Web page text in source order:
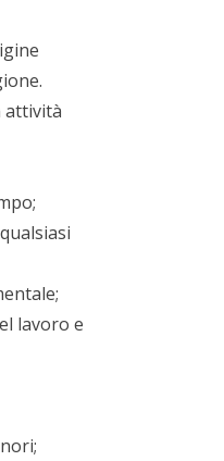
attività
lavoro e